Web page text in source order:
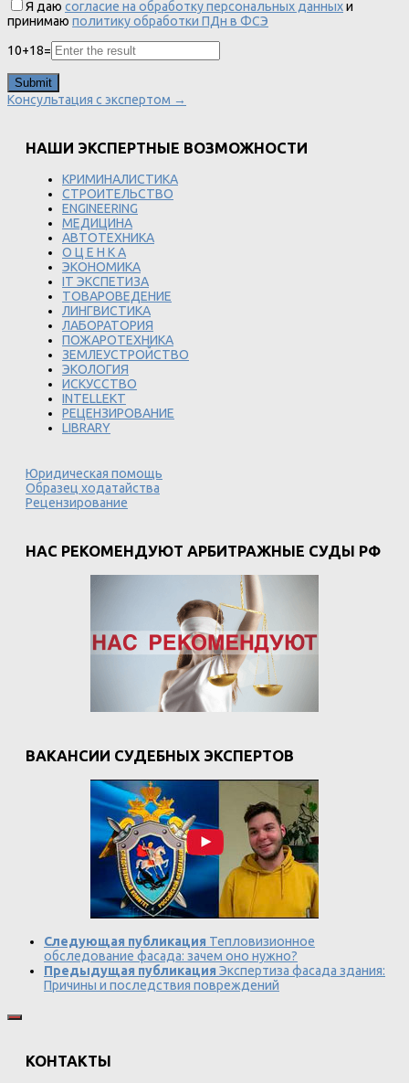
Я даю согласие на обработку персональных данныхи
принимаю политику обработки ПДн в ФСЭ
10+18=
Консультация с экспертом →
НАШИ ЭКСПЕРТНЫЕ ВОЗМОЖНОСТИ
КРИМИНАЛИСТИКА
СТРОИТЕЛЬСТВО
ENGINEERING
МЕДИЦИНА
АВТОТЕХНИКА
О Ц Е Н К А
ЭКОНОМИКА
IT ЭКСПЕТИЗА
ТОВАРОВЕДЕНИЕ
ЛИНГВИСТИКА
ЛАБОРАТОРИЯ
ПОЖАРОТЕХНИКА
ЗЕМЛЕУСТРОЙСТВО
ЭКОЛОГИЯ
ИСКУССТВО
INTELLEKT
РЕЦЕНЗИРОВАНИЕ
LIBRARY
Юридическая помощь
Образец ходатайства
Рецензирование
НАС РЕКОМЕНДУЮТ АРБИТРАЖНЫЕ СУДЫ РФ
ВАКАНСИИ СУДЕБНЫХ ЭКСПЕРТОВ
Следующая публикация Тепловизионное
обследование фасада: зачем оно нужно?
Предыдущая публикация Экспертиза фасада здания:
Причины и последствия повреждений
КОНТАКТЫ